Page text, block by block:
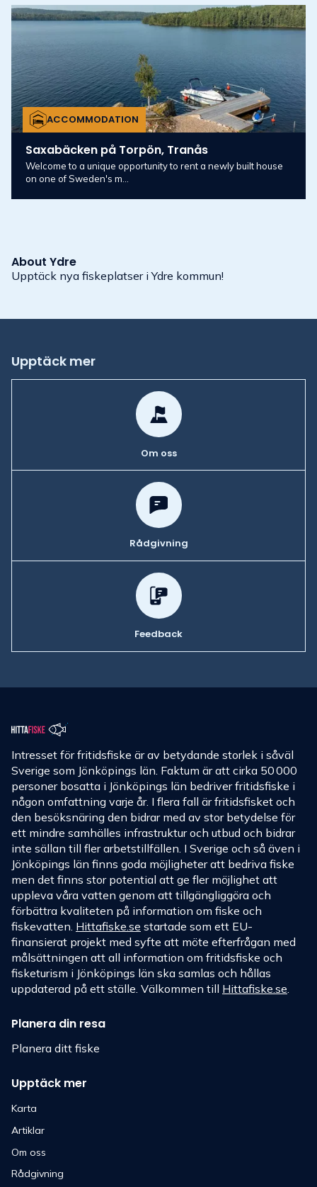
ACCOMMODATION
Saxabäcken på Torpön, Tranås
Welcome to a unique opportunity to rent a newly built house
on one of Sweden's m...
About Ydre
Upptäck nya fiskeplatser i Ydre kommun!
Upptäck mer
Om oss
Rådgivning
Feedback
Intresset för fritidsfiske är av betydande storlek i såväl
Sverige som Jönköpings län. Faktum är att cirka 50 000
personer bosatta i Jönköpings län bedriver fritidsfiske i
någon omfattning varje år. I flera fall är fritidsfisket och
den besöksnäring den bidrar med av stor betydelse för
ett mindre samhälles infrastruktur och utbud och bidrar
inte sällan till fler arbetstillfällen. I Sverige och så även i
Jönköpings län finns goda möjligheter att bedriva fiske
men det finns stor potential att ge fler möjlighet att
uppleva våra vatten genom att tillgängliggöra och
förbättra kvaliteten på information om fiske och
fiskevatten. Hittafiske.se startade som ett EU-
finansierat projekt med syfte att möte efterfrågan med
målsättningen att all information om fritidsfiske och
fisketurism i Jönköpings län ska samlas och hållas
uppdaterad på ett ställe. Välkommen till Hittafiske.se.
Planera din resa
Planera ditt fiske
Upptäck mer
Karta
Artiklar
Om oss
Rådgivning